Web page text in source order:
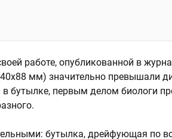
работе, опубликованной в
мм) значительно превышали
в бутылке, первым делом биологи
бутылка, дрейфующая по